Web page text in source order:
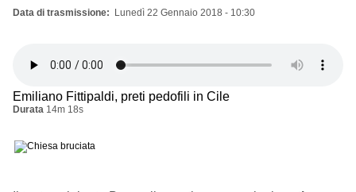
Data di trasmissione Lunedì 22 Gennaio 2018 - 10:30
Emiliano Fittipaldi, preti pedofili in Cile
Durata 14m 18s